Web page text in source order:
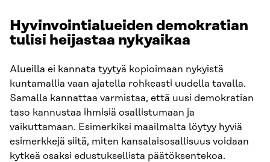
Hyvinvointialueiden demokratian
tulisi heijastaa nykyaikaa
Alueilla ei kannata tyytyä kopioimaan nykyistä
kuntamallia vaan ajatella rohkeasti uudella tavalla.
Samalla kannattaa varmistaa, että uusi demokratian
taso kannustaa ihmisiä osallistumaan ja
vaikuttamaan. Esimerkiksi maailmalta löytyy hyviä
esimerkkejä siitä, miten kansalaisosallisuus voidaan
kytkeä osaksi edustuksellista päätöksentekoa.